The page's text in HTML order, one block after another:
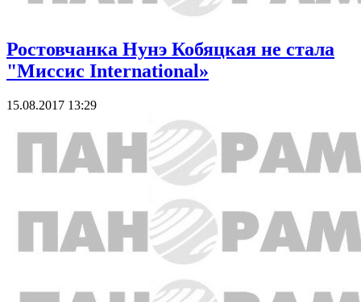
Ростовчанка Нунэ Кобяцкая не стала
"Миссис International»
15.08.2017 13:29